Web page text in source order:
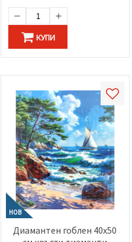
КУПИ
НОВ
Диамантен гоблен 40x50